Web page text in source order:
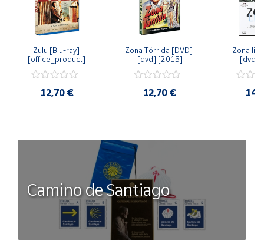
Zulu [Blu-ray]
[office_product]
12,70 €
Zona Tórrida [DVD]
[dvd] [2015]
12,70 €
Zona
[dvd]
Camino de Santiago